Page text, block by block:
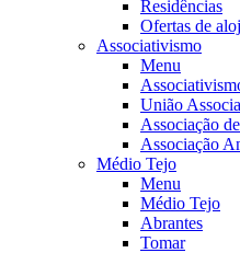
Residências
Ofertas de
Associativismo
Menu
União
Associação
Associação
Médio Tejo
Menu
Médio Tejo
Abrantes
Tomar